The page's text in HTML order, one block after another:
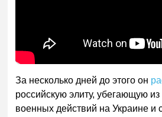
За несколько дней до этого он
российскую элиту, убегающую из
военных действий на Украине и